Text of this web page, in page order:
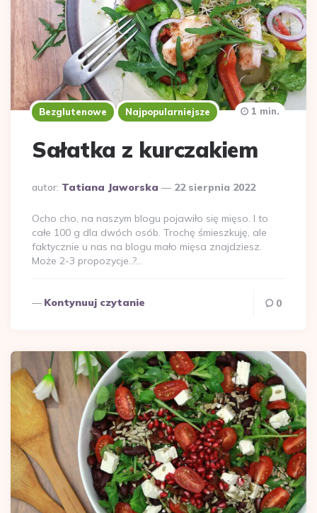
Bezglutenowe Najpopularniejsze
Sałatka z kurczakiem
Dodane
autor: Tatiana Jaworska 22 sierpnia 2022
1 min.
Ocho cho, na naszym blogu pojawiło się mięso. I to
całe 100 g dla dwóch osób. Trochę śmieszkuję, ale
faktycznie u nas na blogu mało mięsa znajdziesz.
Może 2-3 propozycje..?…
Kontynuuj czytanie 0